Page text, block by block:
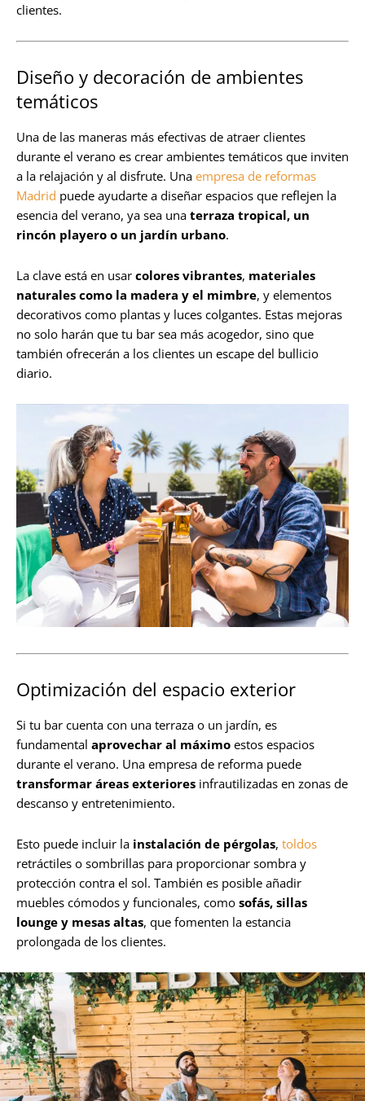
clientes.
Diseño y decoración de ambientes
temáticos
Una de las maneras más efectivas de atraer clientes
durante el verano es crear ambientes temáticos que inviten
a la relajación y al disfrute. Una empresa de reformas
Madrid puede ayudarte a diseñar espacios que reflejen la
esencia del verano, ya sea una terraza tropical, un
rincón playero o un jardín urbano.
La clave está en usar colores vibrantes, materiales
naturales como la madera y el mimbre, y elementos
decorativos como plantas y luces colgantes. Estas mejoras
no solo harán que tu bar sea más acogedor, sino que
también ofrecerán a los clientes un escape del bullicio
diario.
Optimización del espacio exterior
Si tu bar cuenta con una terraza o un jardín, es
fundamental aprovechar al máximo estos espacios
durante el verano. Una empresa de reforma puede
transformar áreas exteriores infrautilizadas en zonas de
descanso y entretenimiento.
Esto puede incluir la instalación de pérgolas, toldos
retráctiles o sombrillas para proporcionar sombra y
protección contra el sol. También es posible añadir
muebles cómodos y funcionales, como sofás, sillas
lounge y mesas altas, que fomenten la estancia
prolongada de los clientes.